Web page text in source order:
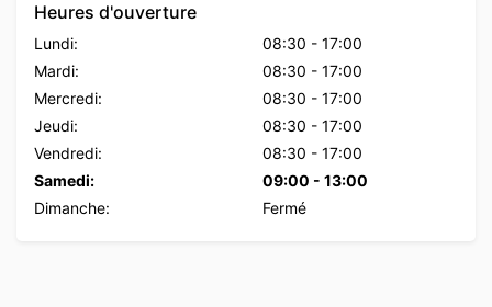
Heures d'ouverture
Lundi: 08:30 - 17:00
Mardi:
08:30 - 17:00
Mercredi:
08:30 - 17:00
Jeudi:
08:30 - 17:00
Vendredi:
08:30 - 17:00
Samedi:
09:00 - 13:00
Dimanche:
Fermé